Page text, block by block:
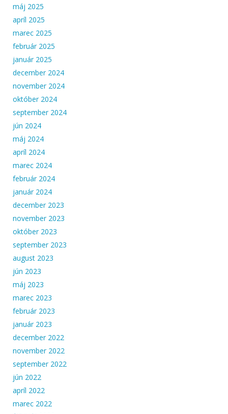
máj 2025
apríl 2025
marec 2025
február 2025
január 2025
december 2024
november 2024
október 2024
september 2024
jún 2024
máj 2024
apríl 2024
marec 2024
február 2024
január 2024
december 2023
november 2023
október 2023
september 2023
august 2023
jún 2023
máj 2023
marec 2023
február 2023
január 2023
december 2022
november 2022
september 2022
jún 2022
apríl 2022
marec 2022